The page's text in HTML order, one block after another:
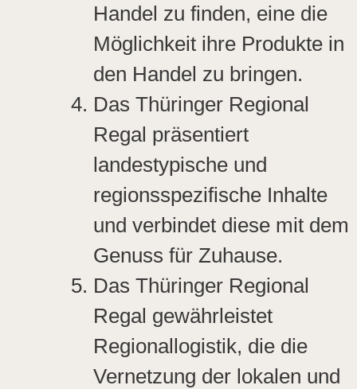
Handel zu finden, eine die
Möglichkeit ihre Produkte in
den Handel zu bringen.
Das Thüringer Regional
Regal präsentiert
landestypische und
regionsspezifische Inhalte
und verbindet diese mit dem
Genuss für Zuhause.
Das Thüringer Regional
Regal gewährleistet
Regionallogistik, die die
Vernetzung der lokalen und